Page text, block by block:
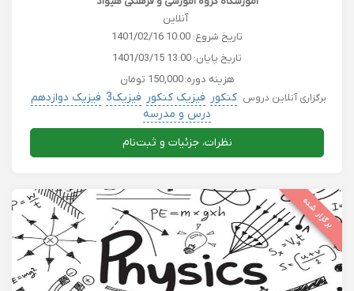
آنلاین
تاریخ شروع: 1401/02/16 10:00
تاریخ پایان: 1401/03/15 13:00
هزینه دوره:150,000 تومان
برگزاری آنلاین دروس کنکور فیزیک کنکور فیزیک3
فیزیک دوازدهم
درس و مدرسه
نظرات، جزئیات و ثبت‌نام
برگزار شده